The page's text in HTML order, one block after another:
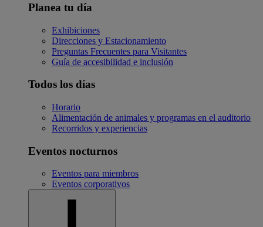
Planea tu día
Exhibiciones
Direcciones y Estacionamiento
Preguntas Frecuentes para Visitantes
Guía de accesibilidad e inclusión
Todos los días
Horario
Alimentación de animales y programas en el auditorio
Recorridos y experiencias
Eventos nocturnos
Eventos para miembros
Eventos corporativos